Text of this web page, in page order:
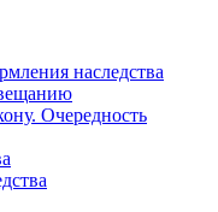
наследства
Очередность